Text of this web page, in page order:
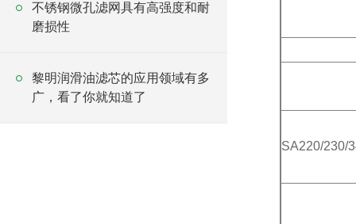
不锈钢微孔滤网具有高强度和耐
磨损性
黎明润滑油滤芯的应用领域有多
广，看了你就知道了
SA220/230/